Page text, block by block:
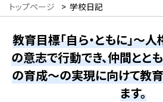
トップページ > 学校日記
教育目標「自ら・ともに」～
の意志で行動でき、仲間とと
の育成～の実現に向けて教
ます。